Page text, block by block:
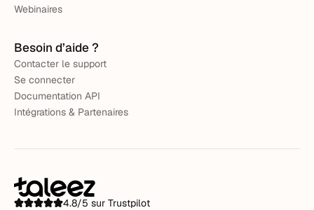
Webinaires
Besoin d’aide ?
Contacter le support
Se connecter
Documentation API
Intégrations & Partenaires
4.8/5 sur Trustpilot